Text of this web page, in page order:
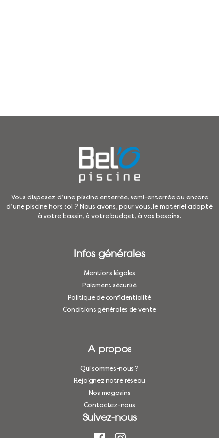
Vous disposez d’une piscine enterrée, semi-enterrée ou encore
d’une piscine hors sol ? Nous avons, pour vous, le matériel adapté
à votre bassin, à votre budget, à vos besoins.
Infos générales
Mentions légales
Paiement sécurisé
Politique de confidentialité
Conditions générales de vente
A propos
Qui sommes-nous ?
Rejoignez notre réseau
Nos magasins
Contactez-nous
Suivez-nous